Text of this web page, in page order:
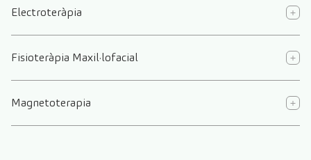
Electroteràpia
Fisioteràpia Maxil·lofacial
Magnetoterapia